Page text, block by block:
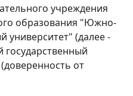
учреждения
образования "Южно-
университет" (далее -
от